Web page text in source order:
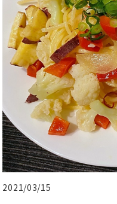
2021/03/15